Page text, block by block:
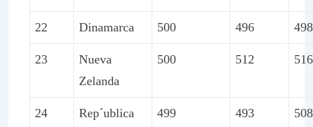
22 Dinamarca 500 496 498
23
Nueva
Zelanda
500 512 516
24
Rep´ublica
499 493 508